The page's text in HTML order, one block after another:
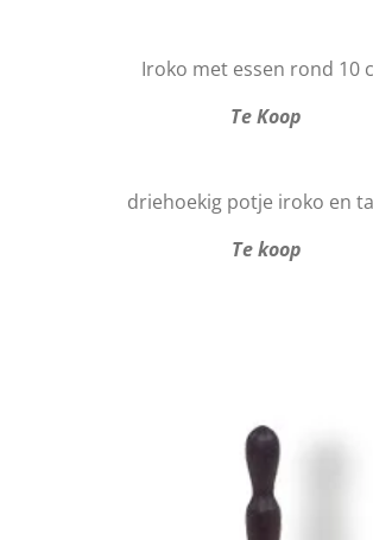
Iroko met essen rond 10
Te Koop
driehoekig potje iroko en
Te koop